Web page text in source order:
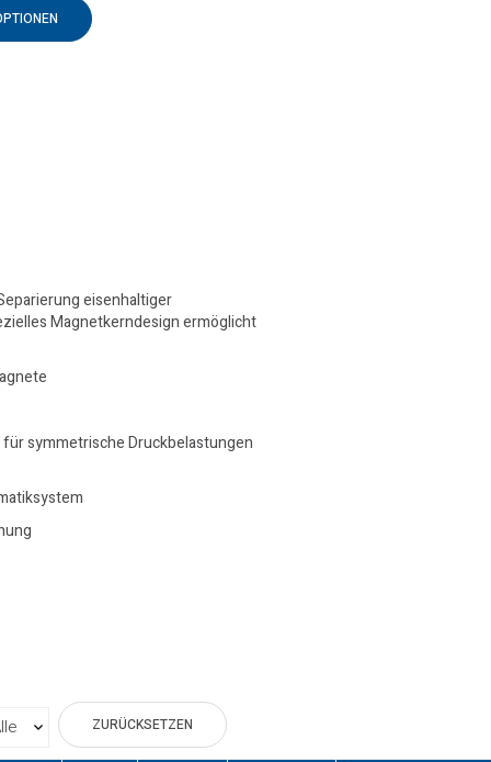
eisenhaltiger
Magnetkerndesign ermöglicht
symmetrische Druckbelastungen
ZURÜCKSETZEN